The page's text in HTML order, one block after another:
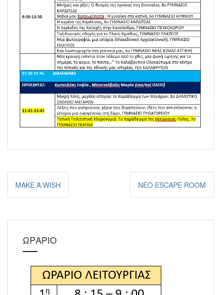
Πλοήγηση
άρθρων
MAKE A WISH ΝΈΟ ESCAPE ROOM
ΩΡΑΡΙΟ